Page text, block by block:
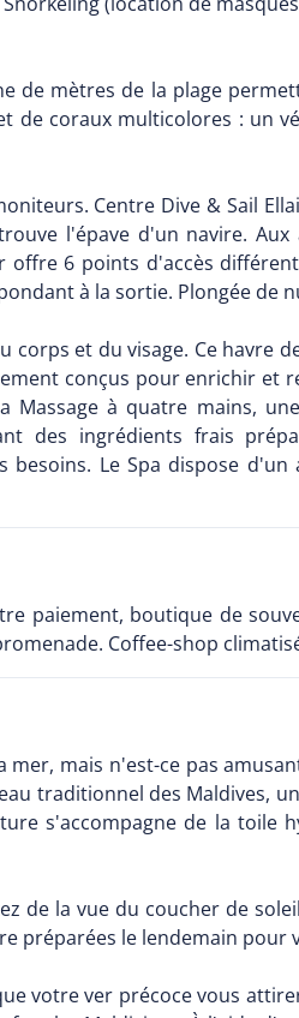
de mètres de la plage
de coraux multicolores : un
Centre Dive & Sail
l'épave d'un navire.
6 points d'accès
à la sortie. Plongée de
corps et du visage. Ce havre
conçus pour enrichir et
Massage à quatre mains,
des ingrédients frais
Le Spa dispose
paiement, boutique de
Coffee-shop
mer, mais n'est-ce pas
traditionnel des Maldives,
s'accompagne de la
de la vue du coucher de
préparées le lendemain pour
votre ver précoce vous